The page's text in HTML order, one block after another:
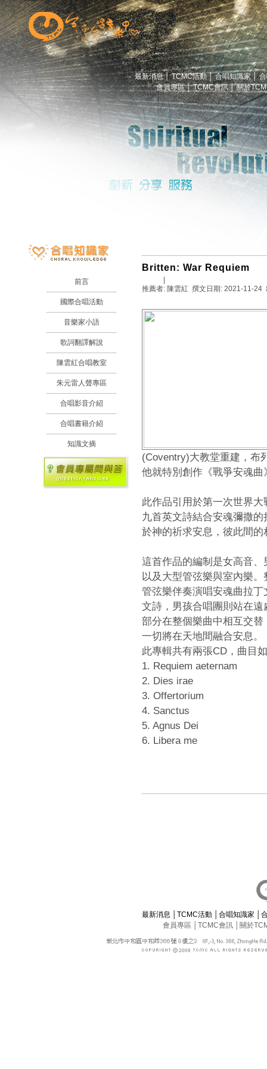
最新消息│ TCMC活動│ 合唱知識家│
會員專區│ TCMC會訊│ 關於
前言
國際合唱活動
音樂家小語
歌詞翻譯解說
陳雲紅合唱教室
朱元雷人聲專區
合唱影音介紹
合唱書籍介紹
知識文摘
Britten: War Requiem
|
推薦者: 陳雲紅 撰文日期: 2021-11-24
(Coventry)大教堂重建，布
他就特別創作《戰爭安魂
此作品引用於第一次世界
九首英文詩結合安魂彌撒
於神的祈求安息，彼此間
這首作品的編制是女高音
以及大型管弦樂與室內樂
管弦樂伴奏演唱安魂曲拉
文詩，男孩合唱團則站在
部分在整個樂曲中相互交
一切將在天地間融合安息。
此專輯共有兩張CD，曲目
1. Requiem aeternam
2. Dies irae
3. Offertorium
4. Sanctus
5. Agnus Dei
6. Libera me
最新消息 │TCMC活動 │合唱知識家 │
會員專區
TCMC會訊 關於